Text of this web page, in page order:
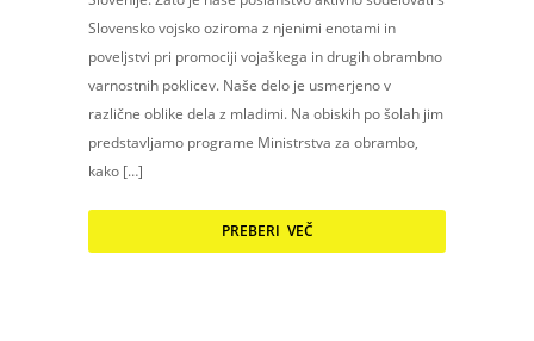
Slovensko vojsko oziroma z njenimi enotami in
poveljstvi pri promociji vojaškega in drugih obrambno
varnostnih poklicev. Naše delo je usmerjeno v
različne oblike dela z mladimi. Na obiskih po šolah jim
predstavljamo programe Ministrstva za obrambo,
kako […]
PREBERI VEČ